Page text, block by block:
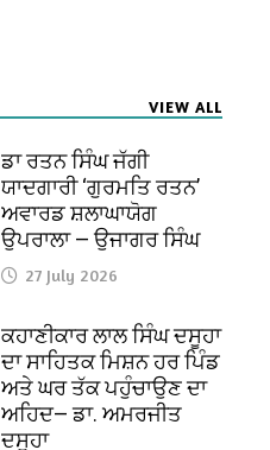
VIEW ALL
ਡਾ ਰਤਨ ਸਿੰਘ ਜੱਗੀ
ਯਾਦਗਾਰੀ ‘ਗੁਰਮਤਿ ਰਤਨ’
ਅਵਾਰਡ ਸ਼ਲਾਘਾਯੋਗ
ਉਪਰਾਲਾ — ਉਜਾਗਰ ਸਿੰਘ
27 July 2026
ਕਹਾਣੀਕਾਰ ਲਾਲ ਸਿੰਘ ਦਸੂਹਾ
ਦਾ ਸਾਹਿਤਕ ਮਿਸ਼ਨ ਹਰ ਪਿੰਡ
ਅਤੇ ਘਰ ਤੱਕ ਪਹੁੰਚਾਉਣ ਦਾ
ਅਹਿਦ— ਡਾ. ਅਮਰਜੀਤ
ਦਸੂਹਾ